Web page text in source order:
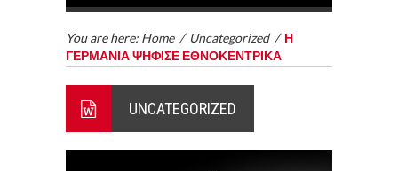
You are here: Home / Uncategorized / Η
ΓΕΡΜΑΝΙΑ ΨΗΦΙΣΕ ΕΘΝΟΚΕΝΤΡΙΚΑ
UNCATEGORIZED